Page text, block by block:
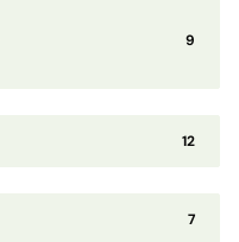
9
12
7